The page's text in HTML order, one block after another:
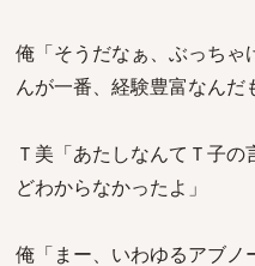
俺「そうだなぁ、ぶっちゃ
んが一番、経験豊富なんだ
Ｔ美「あたしなんてＴ子
どわからなかったよ」
俺「まー、いわゆるアブノ